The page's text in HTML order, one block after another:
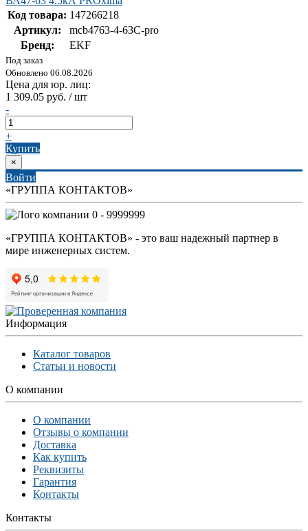
Код товара: 147266218
Артикул:
mcb4763-4-63C-pro
Бренд:
EKF
Под заказ
Обновлено 06.08.2026
Цена для юр. лиц:
1 309.05 руб. / шт
-
+
Купить
×
Войти
«ГРУППА КОНТАКТОВ»
0 - 9999999
«ГРУППА КОНТАКТОВ» - это ваш надежный партнер в
мире инженерных систем.
Информация
Каталог товаров
Статьи и новости
О компании
О компании
Отзывы о компании
Доставка
Как купить
Реквизиты
Гарантия
Контакты
Контакты